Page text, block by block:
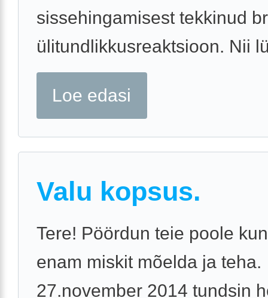
sissehingamisest tekkinud
ülitundlikkusreaktsioon. Nii
Loe edasi
Valu kopsus.
Tere! Pöördun teie poole
enam miskit mõelda ja teha.
27.november 2014 tundsin